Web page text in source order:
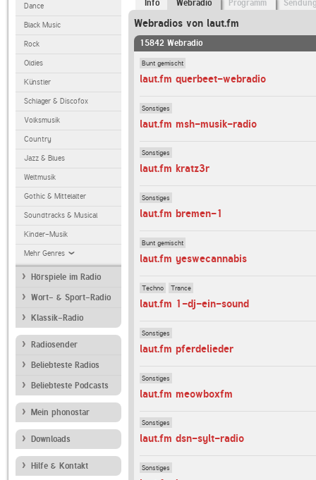
Dance
Black Music
Rock
Oldies
Künstler
Schlager & Discofox
Volksmusik
Country
Jazz & Blues
Weltmusik
Gothic & Mittelalter
Soundtracks & Musical
Kinder-Musik
Mehr Genres
Hörspiele im Radio
Wort- & Sport-Radio
Klassik-Radio
Radiosender
Beliebteste Radios
Beliebteste Podcasts
Mein phonostar
Downloads
Hilfe & Kontakt
Info Webradio Programm
Webradios von laut.fm
15842 Webradio
Bunt gemischt
laut.fm querbeet-webradio
Sonstiges
laut.fm msh-musik-radio
Sonstiges
laut.fm kratz3r
Sonstiges
laut.fm bremen-1
Bunt gemischt
laut.fm yeswecannabis
Techno Trance
laut.fm 1-dj-ein-sound
Sonstiges
laut.fm pferdelieder
Sonstiges
laut.fm meowboxfm
Sonstiges
laut.fm dsn-sylt-radio
Sonstiges